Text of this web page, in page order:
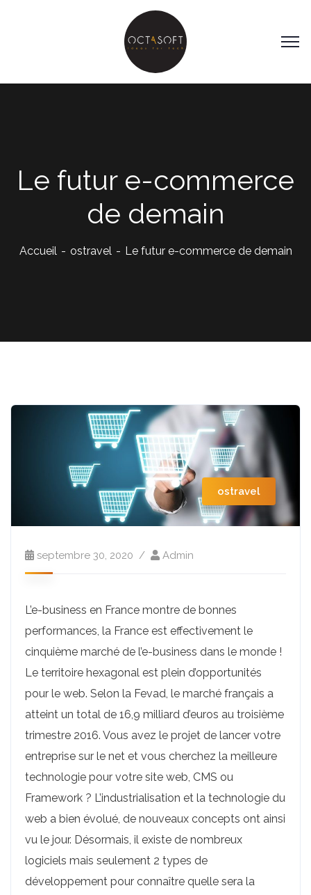
Le futur e-commerce
de demain
Accueil ostravel Le futur e-commerce de demain
ostravel
septembre 30, 2020 Admin
L’e-business en France montre de bonnes
performances, la France est effectivement le
cinquième marché de l’e-business dans le monde !
Le territoire hexagonal est plein d’opportunités
pour le web. Selon la Fevad, le marché français a
atteint un total de 16,9 milliard d’euros au troisième
trimestre 2016. Vous avez le projet de lancer votre
entreprise sur le net et vous cherchez la meilleure
technologie pour votre site web, CMS ou
Framework ? L’industrialisation et la technologie du
web a bien évolué, de nouveaux concepts ont ainsi
vu le jour. Désormais, il existe de nombreux
logiciels mais seulement 2 types de
développement pour connaître quelle sera la